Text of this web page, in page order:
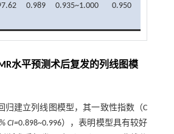
0.989 0.935~1.000 0.950
水平预测术后复发的列线图模
归建立列线图模型，其一致性指数（C
CI=0.898~0.996），表明模型具有较好